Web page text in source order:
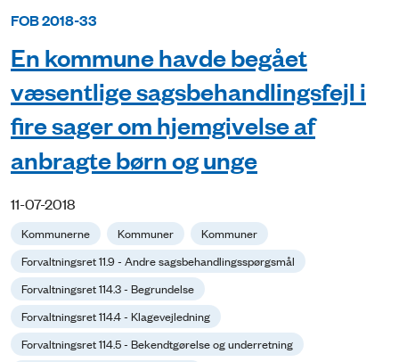
FOB 2018-33
En kommune havde begået
væsentlige sagsbehandlingsfejl i
fire sager om hjemgivelse af
anbragte børn og unge
11-07-2018
Kommunerne Kommuner
Kommuner
Forvaltningsret 11.9 - Andre sagsbehandlingsspørgsmål
Forvaltningsret 114.3 - Begrundelse
Forvaltningsret 114.4 - Klagevejledning
Forvaltningsret 114.5 - Bekendtgørelse og underretning